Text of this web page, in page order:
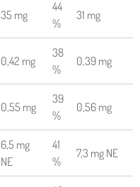
35 mg
44
%
31 mg
0,42 mg
38
%
0,39 mg
0,55 mg
39
%
0,56 mg
6,5 mg
NE
41
%
7,3 mg NE